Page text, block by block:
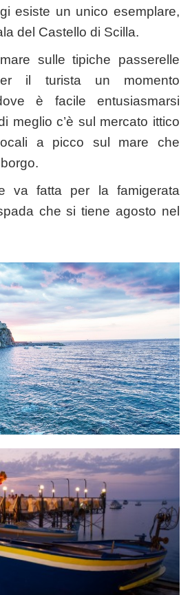
esiste un unico esemplare,
del Castello di Scilla.
sulle tipiche passerelle
il turista un momento
è facile entusiasmarsi
meglio c’è sul mercato ittico
a picco sul mare che
va fatta per la famigerata
che si tiene agosto nel